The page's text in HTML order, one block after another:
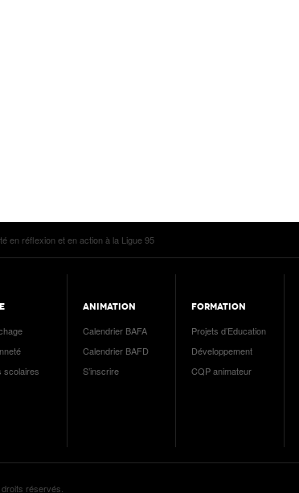
en réflexion et en action à la Ligue 95
scolaires
ANIMATION
Calendrier BAFA
Calendrier BAFD
S’inscrire
FORMATION
Projets d’Education
Développement
CQP animateur
réservés.